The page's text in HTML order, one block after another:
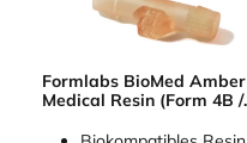
Formlabs BioMed Amber
Medical Resin (Form 4B /